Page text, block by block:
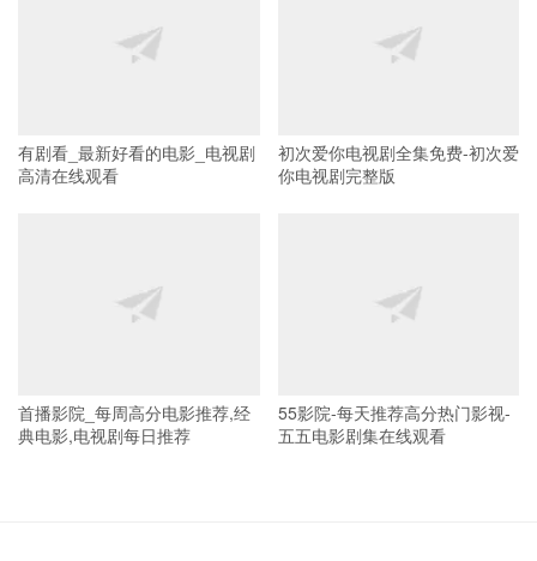
有剧看_最新好看的电影_电视剧
高清在线观看
初次爱你电视剧全集免费-初次爱
你电视剧完整版
首播影院_每周高分电影推荐,经
典电影,电视剧每日推荐
55影院-每天推荐高分热门影视-
五五电影剧集在线观看